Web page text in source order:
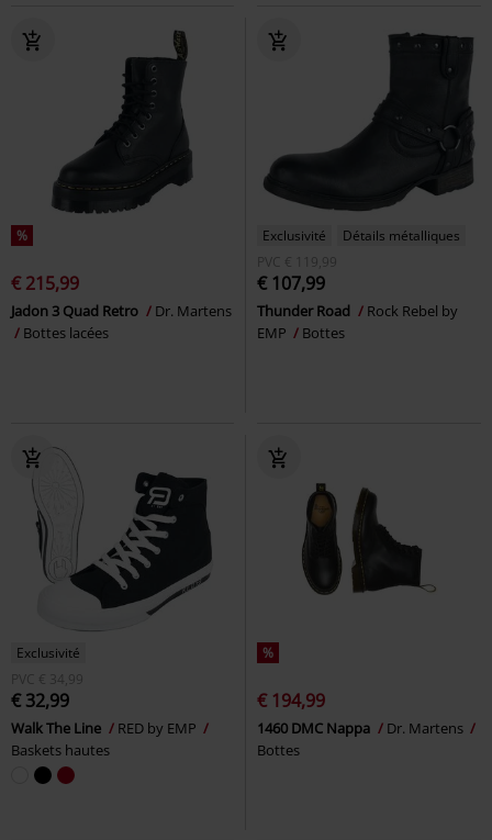
%
€ 215,99
Jadon 3 Quad Retro
Dr. Martens
Bottes lacées
Exclusivité
Détails métalliques
PVC € 119,99
€ 107,99
Thunder Road
Rock Rebel by
EMP
Bottes
Exclusivité
PVC € 34,99
€ 32,99
Walk The Line
RED by EMP
Baskets hautes
%
€ 194,99
1460 DMC Nappa
Dr. Martens
Bottes